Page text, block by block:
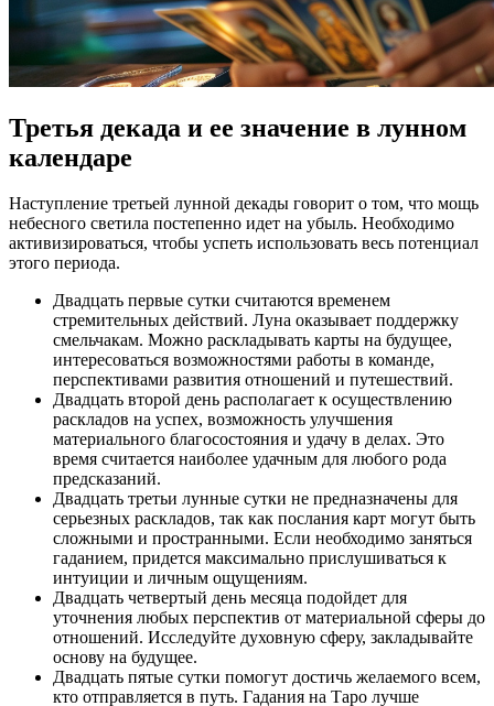
Третья декада и ее значение в лунном
календаре
Наступление третьей лунной декады говорит о том, что мощь
небесного светила постепенно идет на убыль. Необходимо
активизироваться, чтобы успеть использовать весь потенциал
этого периода.
Двадцать первые сутки считаются временем
стремительных действий. Луна оказывает поддержку
смельчакам. Можно раскладывать карты на будущее,
интересоваться возможностями работы в команде,
перспективами развития отношений и путешествий.
Двадцать второй день располагает к осуществлению
раскладов на успех, возможность улучшения
материального благосостояния и удачу в делах. Это
время считается наиболее удачным для любого рода
предсказаний.
Двадцать третьи лунные сутки не предназначены для
серьезных раскладов, так как послания карт могут быть
сложными и пространными. Если необходимо заняться
гаданием, придется максимально прислушиваться к
интуиции и личным ощущениям.
Двадцать четвертый день месяца подойдет для
уточнения любых перспектив от материальной сферы до
отношений. Исследуйте духовную сферу, закладывайте
основу на будущее.
Двадцать пятые сутки помогут достичь желаемого всем,
кто отправляется в путь. Гадания на Таро лучше